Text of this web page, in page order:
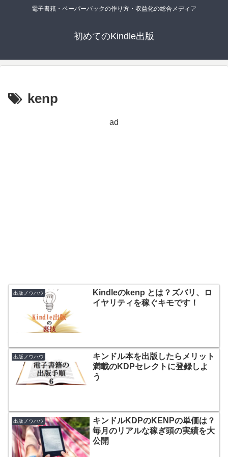
電子書籍・ペーパーバックの作り方・収益化の総合メディア
初めてのKindle出版
kenp
ad
出版ノウハウ
Kindleのkenp とは？ズバリ、ロ
イヤリティを稼ぐキモです！
出版ノウハウ
キンドル本を出版したらメリット
満載のKDPセレクトに登録しよ
う
出版ノウハウ
キンドルKDPのKENPの単価は？
毎月のリアルな稼ぎ頭の実績を大
公開